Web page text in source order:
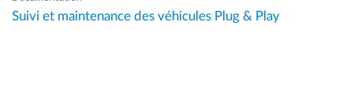
Suivi et maintenance des véhicules Plug & Play